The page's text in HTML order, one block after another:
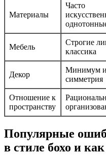
Материалы
Часто
Мебель
Строгие
классика
Декор
Минимум
симметрия
Отношение к
пространству
Популярные
в стиле бохо и